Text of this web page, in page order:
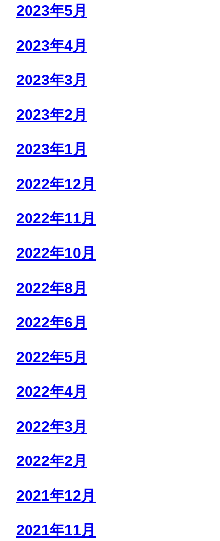
2023年5月
2023年4月
2023年3月
2023年2月
2023年1月
2022年12月
2022年11月
2022年10月
2022年8月
2022年6月
2022年5月
2022年4月
2022年3月
2022年2月
2021年12月
2021年11月